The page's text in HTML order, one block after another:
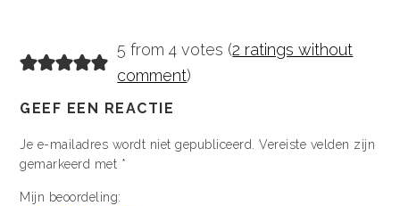
5 from 4 votes (2 ratings without
comment)
GEEF EEN REACTIE
Je e-mailadres wordt niet gepubliceerd. Vereiste velden zijn
gemarkeerd met *
Mijn beoordeling: